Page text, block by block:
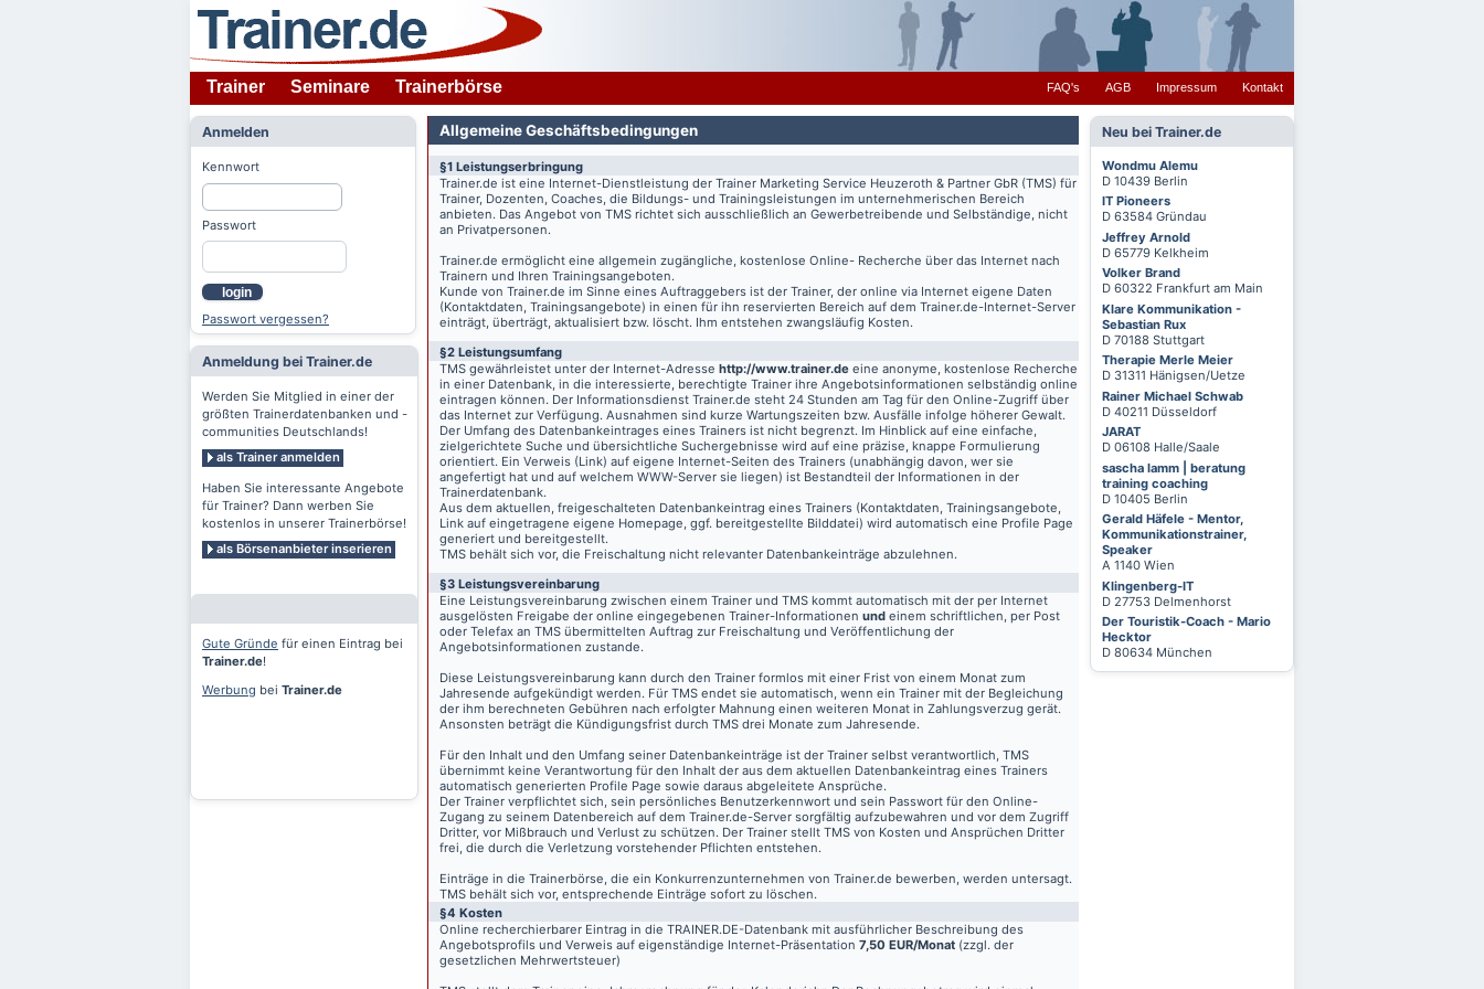
Trainer Seminare Trainerbörse FAQ's AGB Impressum Kontakt
Anmelden
Kennwort
Passwort
login
Passwort vergessen?
Anmeldung bei Trainer.de
Werden Sie Mitglied in einer der
größten Trainerdatenbanken und -
communities Deutschlands!
als Trainer anmelden
Haben Sie interessante Angebote
für Trainer? Dann werben Sie
kostenlos in unserer Trainerbörse!
als Börsenanbieter inserieren
Gute Gründe für einen Eintrag bei
Trainer.de!
Werbung bei Trainer.de
Neu bei Trainer.de
Wondmu Alemu
D 10439 Berlin
IT Pioneers
D 63584 Gründau
Jeffrey Arnold
D 65779 Kelkheim
Volker Brand
D 60322 Frankfurt am Main
Klare Kommunikation -
Sebastian Rux
D 70188 Stuttgart
Therapie Merle Meier
D 31311 Hänigsen/Uetze
Rainer Michael Schwab
D 40211 Düsseldorf
JARAT
D 06108 Halle/Saale
sascha lamm | beratung
training coaching
D 10405 Berlin
Gerald Häfele - Mentor,
Kommunikationstrainer,
Speaker
A 1140 Wien
Klingenberg-IT
D 27753 Delmenhorst
Der Touristik-Coach - Mario
Hecktor
D 80634 München
Allgemeine Geschäftsbedingungen
§1 Leistungserbringung
Trainer.de ist eine Internet-Dienstleistung der Trainer Marketing Service Heuzeroth & Partner GbR (TMS) für
Trainer, Dozenten, Coaches, die Bildungs- und Trainingsleistungen im unternehmerischen Bereich
anbieten. Das Angebot von TMS richtet sich ausschließlich an Gewerbetreibende und Selbständige, nicht
an Privatpersonen.
Trainer.de ermöglicht eine allgemein zugängliche, kostenlose Online- Recherche über das Internet nach
Trainern und Ihren Trainingsangeboten.
Kunde von Trainer.de im Sinne eines Auftraggebers ist der Trainer, der online via Internet eigene Daten
(Kontaktdaten, Trainingsangebote) in einen für ihn reservierten Bereich auf dem Trainer.de-Internet-Server
einträgt, überträgt, aktualisiert bzw. löscht. Ihm entstehen zwangsläufig Kosten.
§2 Leistungsumfang
TMS gewährleistet unter der Internet-Adresse http://www.trainer.de eine anonyme, kostenlose Recherche
in einer Datenbank, in die interessierte, berechtigte Trainer ihre Angebotsinformationen selbständig online
eintragen können. Der Informationsdienst Trainer.de steht 24 Stunden am Tag für den Online-Zugriff über
das Internet zur Verfügung. Ausnahmen sind kurze Wartungszeiten bzw. Ausfälle infolge höherer Gewalt.
Der Umfang des Datenbankeintrages eines Trainers ist nicht begrenzt. Im Hinblick auf eine einfache,
zielgerichtete Suche und übersichtliche Suchergebnisse wird auf eine präzise, knappe Formulierung
orientiert. Ein Verweis (Link) auf eigene Internet-Seiten des Trainers (unabhängig davon, wer sie
angefertigt hat und auf welchem WWW-Server sie liegen) ist Bestandteil der Informationen in der
Trainerdatenbank.
Aus dem aktuellen, freigeschalteten Datenbankeintrag eines Trainers (Kontaktdaten, Trainingsangebote,
Link auf eingetragene eigene Homepage, ggf. bereitgestellte Bilddatei) wird automatisch eine Profile Page
generiert und bereitgestellt.
TMS behält sich vor, die Freischaltung nicht relevanter Datenbankeinträge abzulehnen.
§3 Leistungsvereinbarung
Eine Leistungsvereinbarung zwischen einem Trainer und TMS kommt automatisch mit der per Internet
ausgelösten Freigabe der online eingegebenen Trainer-Informationen und einem schriftlichen, per Post
oder Telefax an TMS übermittelten Auftrag zur Freischaltung und Veröffentlichung der
Angebotsinformationen zustande.
Diese Leistungsvereinbarung kann durch den Trainer formlos mit einer Frist von einem Monat zum
Jahresende aufgekündigt werden. Für TMS endet sie automatisch, wenn ein Trainer mit der Begleichung
der ihm berechneten Gebühren nach erfolgter Mahnung einen weiteren Monat in Zahlungsverzug gerät.
Ansonsten beträgt die Kündigungsfrist durch TMS drei Monate zum Jahresende.
Für den Inhalt und den Umfang seiner Datenbankeinträge ist der Trainer selbst verantwortlich, TMS
übernimmt keine Verantwortung für den Inhalt der aus dem aktuellen Datenbankeintrag eines Trainers
automatisch generierten Profile Page sowie daraus abgeleitete Ansprüche.
Der Trainer verpflichtet sich, sein persönliches Benutzerkennwort und sein Passwort für den Online-
Zugang zu seinem Datenbereich auf dem Trainer.de-Server sorgfältig aufzubewahren und vor dem Zugriff
Dritter, vor Mißbrauch und Verlust zu schützen. Der Trainer stellt TMS von Kosten und Ansprüchen Dritter
frei, die durch die Verletzung vorstehender Pflichten entstehen.
Einträge in die Trainerbörse, die ein Konkurrenzunternehmen von Trainer.de bewerben, werden untersagt.
TMS behält sich vor, entsprechende Einträge sofort zu löschen.
§4 Kosten
Online recherchierbarer Eintrag in die TRAINER.DE-Datenbank mit ausführlicher Beschreibung des
Angebotsprofils und Verweis auf eigenständige Internet-Präsentation 7,50 EUR/Monat (zzgl. der
gesetzlichen Mehrwertsteuer)